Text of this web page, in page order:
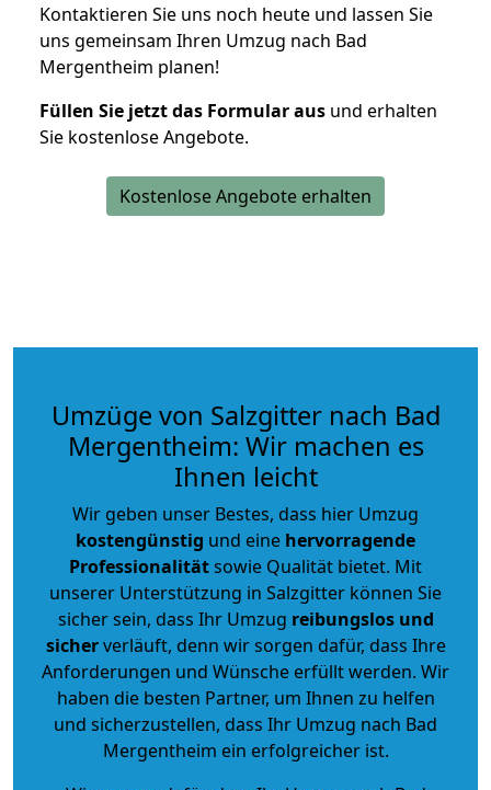
Kontaktieren Sie uns noch heute und lassen Sie
uns gemeinsam Ihren Umzug nach Bad
Mergentheim planen!
Füllen Sie jetzt das Formular aus und erhalten
Sie kostenlose Angebote.
Kostenlose Angebote erhalten
Umzüge von Salzgitter nach Bad
Mergentheim: Wir machen es
Ihnen leicht
Wir geben unser Bestes, dass hier Umzug
kostengünstig und eine hervorragende
Professionalitätsowie Qualität bietet. Mit
unserer Unterstützung in Salzgitter können Sie
sicher sein, dass Ihr Umzug reibungslos und
sicherverläuft, denn wir sorgen dafür, dass Ihre
Anforderungen und Wünsche erfüllt werden. Wir
haben die besten Partner, um Ihnen zu helfen
und sicherzustellen, dass Ihr Umzug nach Bad
Mergentheim ein erfolgreicher ist.